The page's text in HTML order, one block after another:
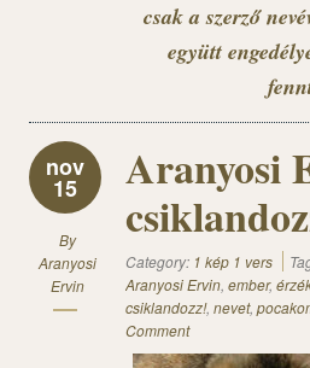
csak a szerző
együtt
nov
15
By
Aranyosi
Ervin
Aranyosi
Category: 1 kép 1 vers
Aranyosi Ervin, ember,
csiklandozz!, nevet,
Comment